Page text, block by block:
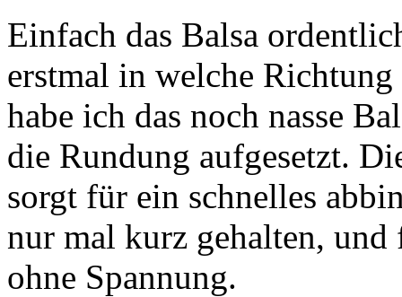
Einfach das Balsa
erstmal in welche
habe ich das noch nasse
die Rundung aufgesetzt.
sorgt für ein schnelles
nur mal kurz gehalten,
ohne Spannung.